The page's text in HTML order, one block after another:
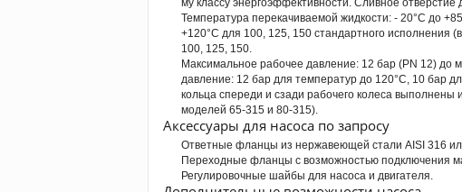
Температура перекачиваемой жидкости: - 20°C до
+120°C для 100, 125, 150 стандартного исполнения
100, 125, 150.
Максимальное рабочее давление: 12 бар (PN 12)
давление: 12 бар для температур до 120°C, 10 бар
кольца спереди и сзади рабочего колеса
моделей 65-315 и 80-315).
Аксессуары для насоса по запросу
Ответные фланцы из нержавеющей стали AISI 316
Переходные фланцы с возможностью подключения
Регулировочные шайбы для насоса и двигателя.